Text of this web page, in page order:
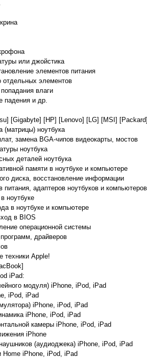
или джойстика
элементов питания
отдельных элементов
влаги
падения и др.
[Gigabyte] [HP] [Lenovo] [LG] [MSI]
(матрицы) ноутбука
замена BGA-чипов видеокарты, мостов
ноутбука
деталей ноутбука
памяти в ноутбуке и компьютере
диска, восстановление информации
питания, адаптеров ноутбуков и компьютеров
ноутбуке
в ноутбуке и компьютере
в BIOS
операционной системы
драйверов
техники Apple!
iPad:
модуля) iPhone, iPod, iPad
iPod, iPad
iPhone, iPod, iPad
iPhone, iPod, iPad
камеры iPhone, iPod, iPad
iPhone
(аудиоджека) iPhone, iPod, iPad
Home iPhone, iPod, iPad